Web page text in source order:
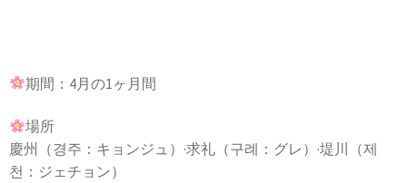
期間：4月の1ヶ月間
場所
慶州（경주：キョンジュ）·求礼（구례：グレ）·堤川（제
천：ジェチョン）